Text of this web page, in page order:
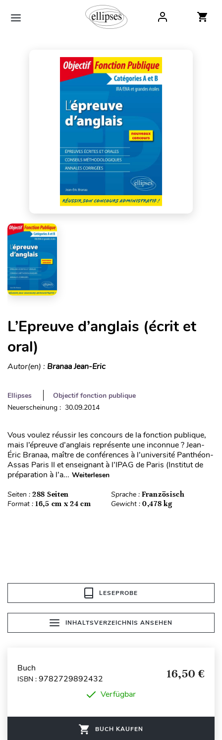
L’Epreuve d’anglais (écrit et
oral)
Autor(en) : Branaa Jean-Eric
Ellipses
Objectif fonction publique
Neuerscheinung : 30.09.2014
Vous voulez réussir les concours de la fonction publique,
mais l’épreuve d’anglais représente une inconnue ? Jean-
Éric Branaa, maître de conférences à l’université Panthéon-
Assas Paris II et enseignant à l’IPAG de Paris (Institut de
préparation à l’a... Weiterlesen
Seiten : 288 Seiten Sprache : Französisch
Format : 16,5 cm x 24 cm Gewicht : 0,478 kg
LESEPROBE
INHALTSVERZEICHNIS ANSEHEN
Buch
ISBN : 9782729892432 16,50 €
Verfügbar
BUCH KAUFEN